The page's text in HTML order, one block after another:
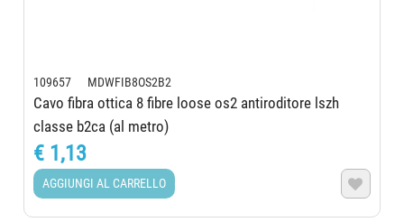
109657 MDWFIB8OS2B2
Cavo fibra ottica 8 fibre loose os2 antiroditore lszh
classe b2ca (al metro)
€ 1,13
AGGIUNGI AL CARRELLO 